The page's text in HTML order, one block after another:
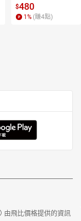
典新編版）【電子
書】
$480
1 % (賺4點)
由飛比價格提供的資訊